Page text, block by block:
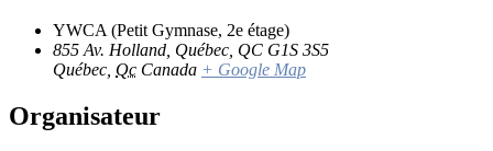
YWCA (Petit Gymnase, 2e étage)
855 Av. Holland, Québec, QC G1S 3S5
Québec Qc Canada + Google Map
Organisateur